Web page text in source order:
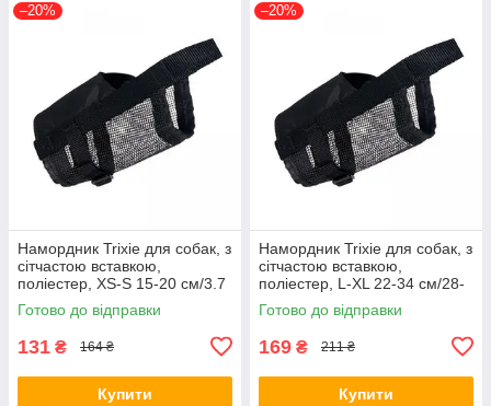
–20%
Намордник Trixie для собак, з
сітчастою вставкою,
поліестер, XS-S 15-20 см/3.7
см (чорний) (*)
Готово до відправки
131 ₴ 164 ₴
Купити
–20%
Намордник Trixie для собак, з
сітчастою вставкою,
поліестер, L-XL 22-34 см/28-
46 см (чорний) (*)
Готово до відправки
169 ₴ 211 ₴
Купити